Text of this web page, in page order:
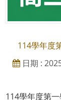
114學年度
日期 :
114學年度第